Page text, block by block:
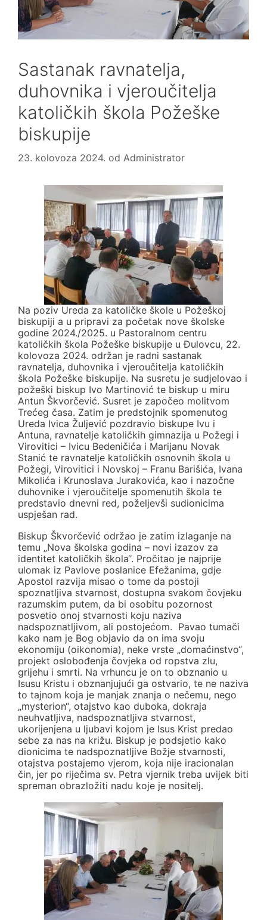
Sastanak ravnatelja,
duhovnika i vjeroučitelja
katoličkih škola Požeške
biskupije
23. kolovoza 2024. od Administrator
Na poziv Ureda za katoličke škole u Požeškoj
biskupiji a u pripravi za početak nove školske
godine 2024./2025. u Pastoralnom centru
katoličkih škola Požeške biskupije u Đulovcu, 22.
kolovoza 2024. održan je radni sastanak
ravnatelja, duhovnika i vjeroučitelja katoličkih
škola Požeške biskupije. Na susretu je sudjelovao i
požeški biskup Ivo Martinović te biskup u miru
Antun Škvorčević. Susret je započeo molitvom
Trećeg časa. Zatim je predstojnik spomenutog
Ureda Ivica Žuljević pozdravio biskupe Ivu i
Antuna, ravnatelje katoličkih gimnazija u Požegi i
Virovitici – Ivicu Bedeničića i Marijanu Novak
Stanić te ravnatelje katoličkih osnovnih škola u
Požegi, Virovitici i Novskoj – Franu Barišića, Ivana
Mikolića i Krunoslava Jurakovića, kao i nazočne
duhovnike i vjeroučitelje spomenutih škola te
predstavio dnevni red, poželjevši sudionicima
uspješan rad.
Biskup Škvorčević održao je zatim izlaganje na
temu „Nova školska godina – novi izazov za
identitet katoličkih škola“. Pročitao je najprije
ulomak iz Pavlove poslanice Efežanima, gdje
Apostol razvija misao o tome da postoji
spoznatljiva stvarnost, dostupna svakom čovjeku
razumskim putem, da bi osobitu pozornost
posvetio onoj stvarnosti koju naziva
nadspoznatljivom, ali postojećom. Pavao tumači
kako nam je Bog objavio da on ima svoju
ekonomiju (oikonomia), neke vrste „domaćinstvo“,
projekt oslobođenja čovjeka od ropstva zlu,
grijehu i smrti. Na vrhuncu je on to obznanio u
Isusu Kristu i obznanjujući ga ostvario, te ne naziva
to tajnom koja je manjak znanja o nečemu, nego
„mysterion“, otajstvo kao duboka, dokraja
neuhvatljiva, nadspoznatljiva stvarnost,
ukorijenjena u ljubavi kojom je Isus Krist predao
sebe za nas na križu. Biskup je podsjetio kako
dionicima te nadspoznatljive Božje stvarnosti,
otajstva postajemo vjerom, koja nije iracionalan
čin, jer po riječima sv. Petra vjernik treba uvijek biti
spreman obrazložiti nadu koje je nositelj.